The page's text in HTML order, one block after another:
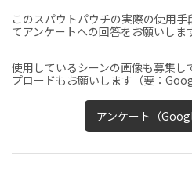
このスパウトパウチの実際の使用
てアンケートへの回答をお願いしま
使用しているシーンの画像も募集し
プロードもお願いします（要：
アンケート（